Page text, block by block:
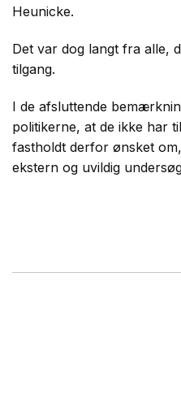
Heunicke.
Det var dog langt fra alle,
tilgang.
I de afsluttende
politikerne, at de ikke har
fastholdt derfor ønsket
ekstern og uvildig